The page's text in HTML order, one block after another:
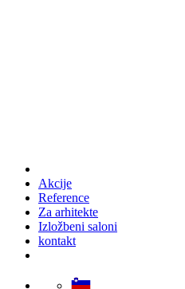
Akcije
Reference
Za arhitekte
Izložbeni saloni
kontakt